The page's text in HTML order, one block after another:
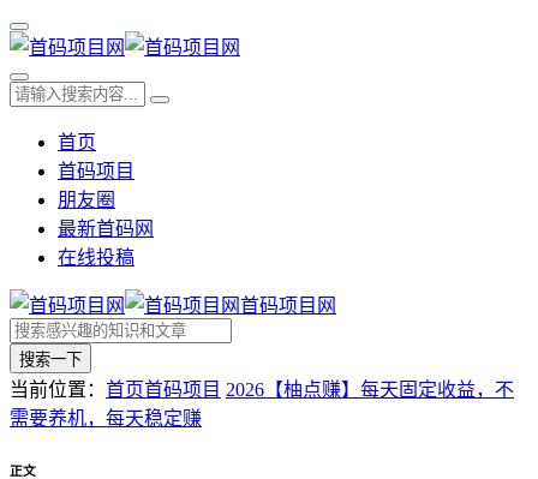
首页
首码项目
朋友圈
最新首码网
在线投稿
首码项目网
搜索一下
当前位置： 首页首码项目 2026【柚点赚】每天固定收益，不
需要养机，每天稳定赚
正文